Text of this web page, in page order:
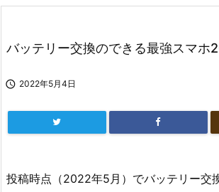
バッテリー交換のできる最強スマホ
 2022年5月4日
投稿時点（2022年5月）でバッテリー交